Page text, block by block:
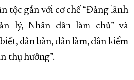
tộc gắn với cơ chế “Đảng lãnh
lý, Nhân dân làm chủ” và
dân bàn, dân làm, dân kiểm
thụ hưởng”.